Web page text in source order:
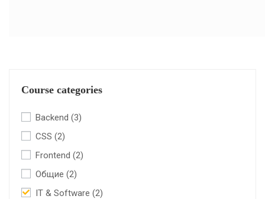
Course categories
Backend (3)
CSS (2)
Frontend (2)
Общие (2)
IT & Software (2)